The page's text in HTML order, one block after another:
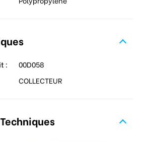
:
00D058
COLLECTEUR